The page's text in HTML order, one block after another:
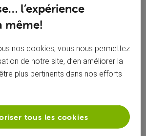
0
sur la publication de Evan6519
d'une box évasion
rendre une box évasion qui ne me sert
Merci
l’expérience
même!
nos cookies, vous nous permettez
de notre site, d’en améliorer la
plus pertinents dans nos efforts
tous les cookies